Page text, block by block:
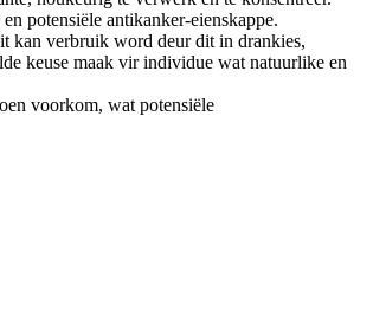
potensiële antikanker-eienskappe.
kan verbruik word deur dit in drankies,
keuse maak vir individue wat natuurlike en
voorkom, wat potensiële